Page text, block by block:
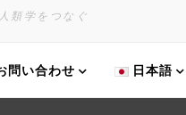
学をつなぐ
問い合わせ 日本語